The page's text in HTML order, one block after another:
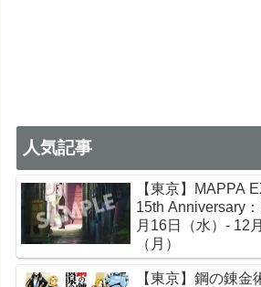
人気記事
【東京】MAPPA
15th Anniversary
月16日（水）- 12
（月）
【東京】鋼の錬金